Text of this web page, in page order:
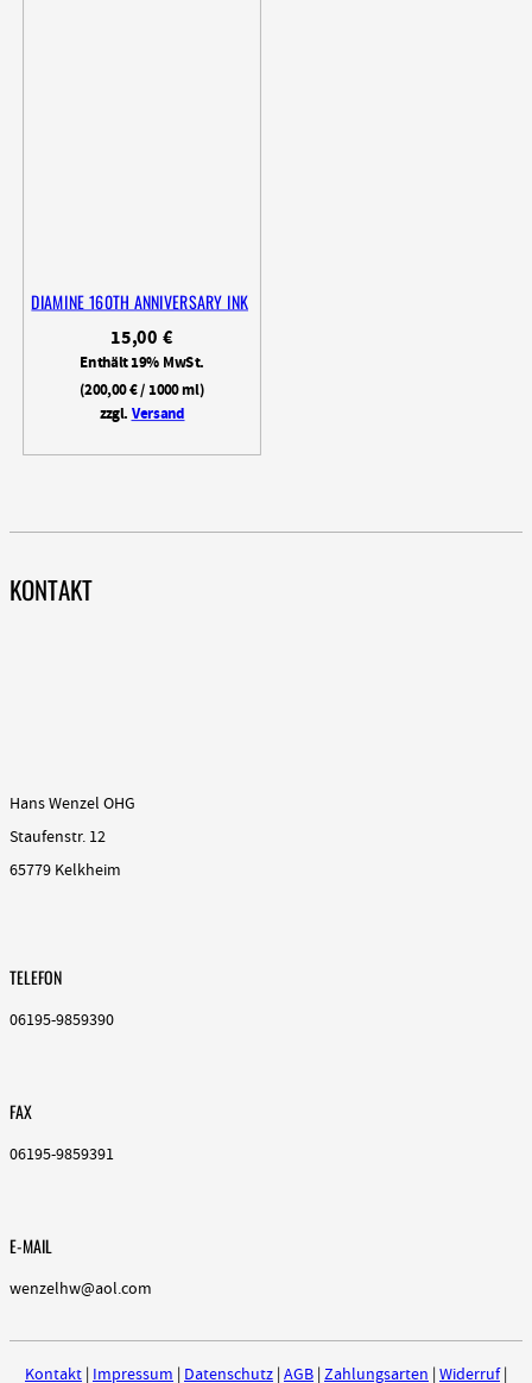
DIAMINE 160TH ANNIVERSARY INK
15,00€
Enthält 19% MwSt.
(200,00€/ 1000 ml)
zzgl.Versand
KONTAKT
Hans Wenzel OHG
Staufenstr. 12
65779 Kelkheim
TELEFON
06195-9859390
FAX
06195-9859391
E-MAIL
wenzelhw@aol.com
Kontakt | Impressum | Datenschutz | AGB | Zahlungsarten | Widerruf|